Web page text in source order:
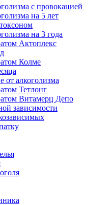
с провокацией
на 5 лет
на 3 года
Актоплекс
Колме
от алкоголизма
Тетлонг
Витамерц Депо
зависимости